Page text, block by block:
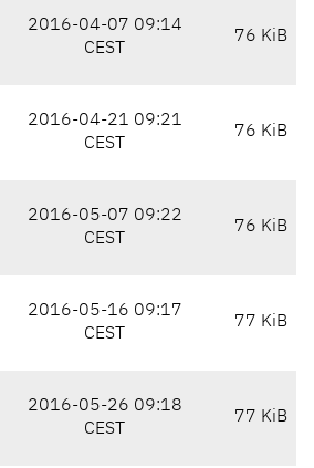
2016-04-07 09:14
CEST
76 KiB
2016-04-21 09:21
CEST
76 KiB
2016-05-07 09:22
CEST
76 KiB
2016-05-16 09:17
CEST
77 KiB
2016-05-26 09:18
CEST
77 KiB